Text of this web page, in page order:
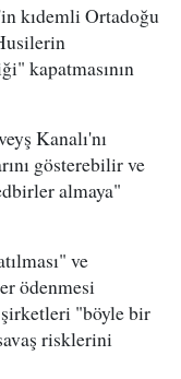
kıdemli Ortadoğu
kapatmasının
Kanalı'nı
gösterebilir ve
almaya"
ve
ödenmesi
"böyle bir
risklerini